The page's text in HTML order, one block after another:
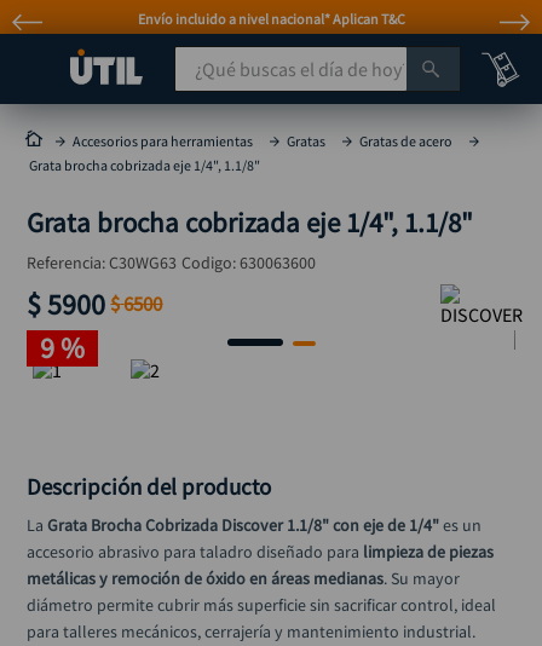
Envío incluido a nivel nacional* Aplican T&C
¿Qué buscas el día de hoy?
Accesorios para herramientas Gratas
Gratas de acero
Grata brocha cobrizada eje 1/4", 1.1/8"
Grata brocha cobrizada eje 1/4", 1.1/8"
Referencia:C30WG63 Codigo:630063600
$5900 $6500
9 %
Descripción del producto
La Grata Brocha Cobrizada Discover 1.1/8" con eje de 1/4" es un
accesorio abrasivo para taladro diseñado para limpieza de piezas
metálicas y remoción de óxido en áreas medianas. Su mayor
diámetro permite cubrir más superficie sin sacrificar control, ideal
para talleres mecánicos, cerrajería y mantenimiento industrial.
MÁS BUSCADOS
taladro
taladros pulidoras
compresor
broca
sierra circular
hidrolavadora
mototool
taladro inalámbrico
llave impacto